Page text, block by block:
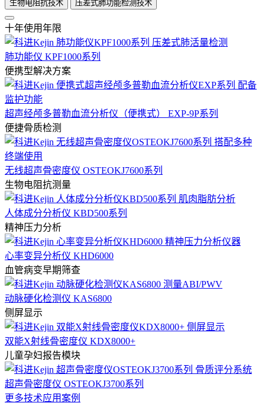
生物电阻抗技术
压差式肺功能检测技术
十年使用年限
肺功能仪 KPF1000系列
便携型解决方案
超声经颅多普勒血流分析仪（便携式） EXP-9P系列
便捷骨质检测
无线超声骨密度仪 OSTEOKJ7600系列
生物电阻抗测量
人体成分分析仪 KBD500系列
精神压力分析
心率变异分析仪 KHD6000
血管病变早期筛查
动脉硬化检测仪 KAS6800
侧屏显示
双能X射线骨密度仪 KDX8000+
儿童孕妇报告模块
超声骨密度仪 OSTEOKJ3700系列
更多技术应用案例